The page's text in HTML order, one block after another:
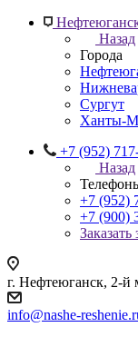
Назад
Города
Сургут
Ханты-
+7 (952)
Назад
+7 (952)
+7 (900)
Заказать
г. Нефтеюганск, 2-й
info@nashe-